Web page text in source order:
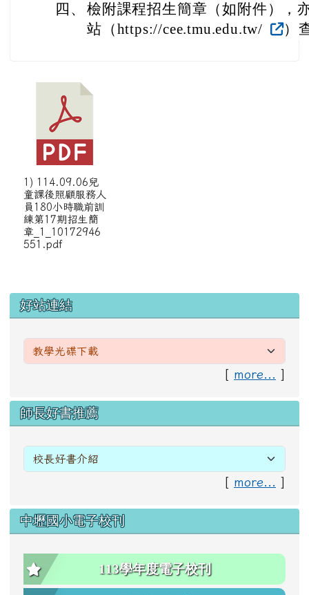
四、 檢附課程招生簡章（如附件），
站（https://cee.tmu.edu.tw/
）
1) 114.09.06兒
童課後照顧服務人
員180小時職前訓
練第17期招生簡
章_1_10172946
551.pdf
左邊區域內容
好站連結
[ more... ]
右邊區域內容
師長好書推薦
[ more... ]
中壢國小電子校刊
113學年度電子校刊